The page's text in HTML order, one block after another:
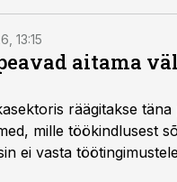
13:15
aitama
räägitakse
mille töökindlusest
ei vasta